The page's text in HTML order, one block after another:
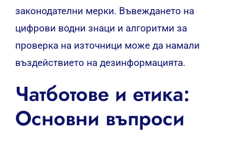
законодателни мерки. Въвеждането на
цифрови водни знаци и алгоритми за
проверка на източници може да намали
въздействието на дезинформацията.
Чатботове и етика:
Основни въпроси